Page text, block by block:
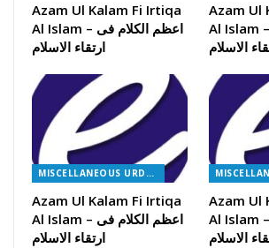
Azam Ul Kalam Fi Irtiqa
Al Islam – اعظم الکلام فی
ارتقاء الاسلام
Azam Ul
Al Islam – اعظم الکلام فی
الاسلام
MISCELLANEOUS URDU BOOKS
Azam Ul Kalam Fi Irtiqa
Al Islam – اعظم الکلام فی
ارتقاء الاسلام
Azam Ul
Al Islam – اعظم الکلام فی
الاسلام